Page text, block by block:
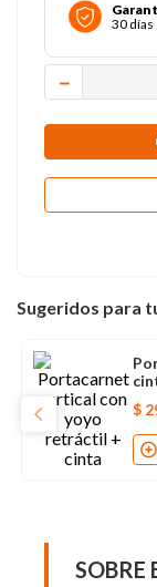
30 días
－
Sugeridos para
$
SOBRE